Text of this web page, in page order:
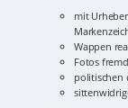
mit
Wappen
Fotos
politischen